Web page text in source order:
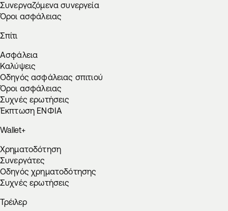
Συνεργαζόμενα συνεργεία
Όροι ασφάλειας
Σπίτι
Ασφάλεια
Καλύψεις
Οδηγός ασφάλειας σπιτιού
Όροι ασφάλειας
Συχνές ερωτήσεις
Έκπτωση ΕΝΦΙΑ
Wallet+
Χρηματοδότηση
Συνεργάτες
Οδηγός χρηματοδότησης
Συχνές ερωτήσεις
Τρέιλερ